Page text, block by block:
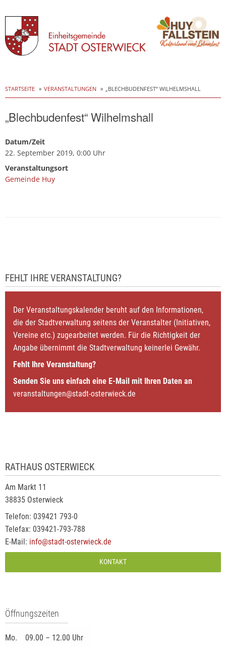
to
content
STARTSEITE VERANSTALTUNGEN „BLECHBUDENFEST“ WILHELMSHALL
„Blechbudenfest“ Wilhelmshall
Datum/Zeit
22. September 2019, 0:00 Uhr
Veranstaltungsort
Gemeinde Huy
FEHLT IHRE VERANSTALTUNG?
Der Veranstaltungskalender beruht auf den Informationen,
die der Stadtverwaltung seitens der Veranstalter (Initiativen,
Vereine etc.) zugearbeitet werden. Für die Richtigkeit der
Angabe übernimmt die Stadtverwaltung keinerlei Gewähr.
Fehlt Ihre Veranstaltung?
Senden Sie uns einfach eine E-Mail mit Ihren Daten an
veranstaltungen@stadt-osterwieck.de
RATHAUS OSTERWIECK
Am Markt 11
38835 Osterwieck
Telefon: 039421 793-0
Telefax: 039421-793-788
E-Mail: info@stadt-osterwieck.de
KONTAKT
Öffnungszeiten
Mo. 09.00 – 12.00 Uhr